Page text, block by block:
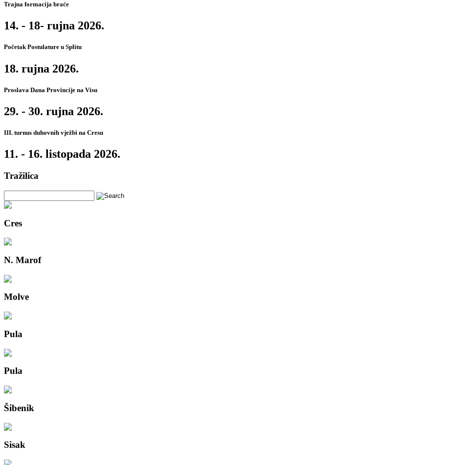
Trajna formacija braće
14. - 18- rujna 2026.
Početak Postulature u Splitu
18. rujna 2026.
Proslava Dana Provincije na Visu
29. - 30. rujna 2026.
III. turnus duhovnih vježbi na Cresu
11. - 16. listopada 2026.
Tražilica
Cres
N. Marof
Molve
Pula
Pula
Šibenik
Sisak